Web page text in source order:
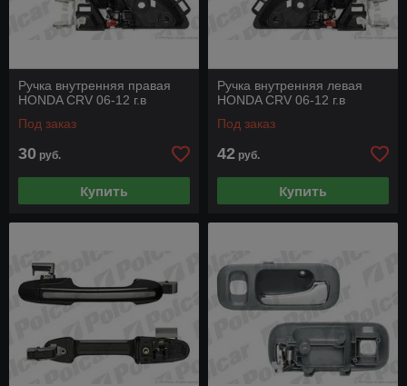
Ручка внутренняя правая
HONDA CRV 06-12 г.в
Под заказ
30 руб.
Купить
Ручка внутренняя левая
HONDA CRV 06-12 г.в
Под заказ
42 руб.
Купить